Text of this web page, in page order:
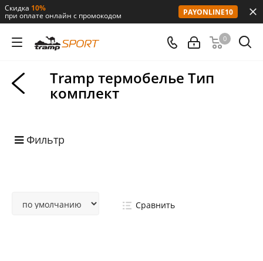
Скидка 10%
при оплате онлайн с промокодом PAYONLINE10
0
Tramp термобелье Тип
комплект
Фильтр
Сравнить